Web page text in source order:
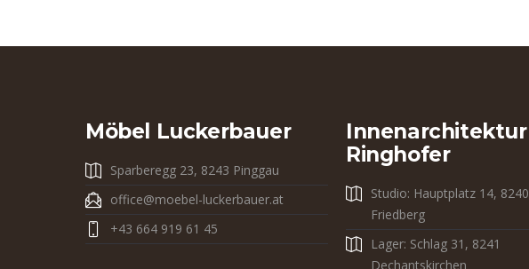
Möbel Luckerbauer
Sparberegg 23, 8243 Pinggau
office@moebel-luckerbauer.at
+43 664 919 61 45
Innenarchitektur
Ringhofer
Studio: Hauptplatz 14, 8240
Friedberg
Lager: Schlag 31, 8241
Dechantskirchen